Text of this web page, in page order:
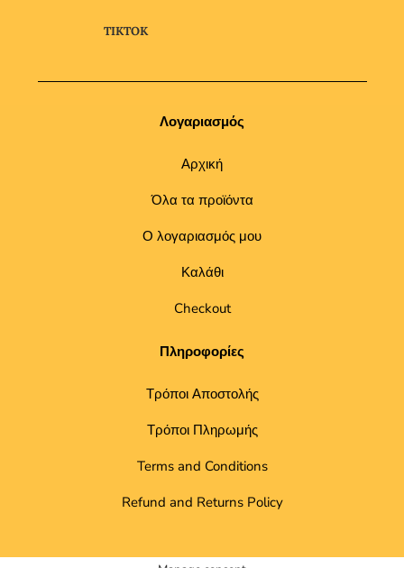
TIKTOK
Λογαριασμός
Αρχική
Όλα τα προϊόντα
Ο λογαριασμός μου
Καλάθι
Checkout
Πληροφορίες
Τρόποι Αποστολής
Τρόποι Πληρωμής
Terms and Conditions
Refund and Returns Policy